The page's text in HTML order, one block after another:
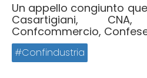
Un appello congiunto
Casartigiani, CNA,
Confcommercio,
Confindustria